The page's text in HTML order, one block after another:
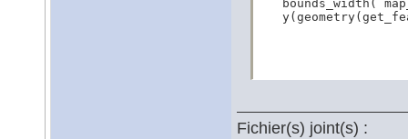
bounds_width(
Fichier(s) joint(s) :